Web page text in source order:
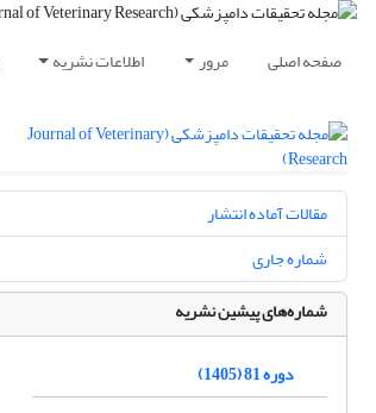
صفحه اصلی مرور اطلاعات نشریه
مقالات آماده انتشار
شماره جاری
شماره‌های پیشین نشریه
دوره 81 (1405)